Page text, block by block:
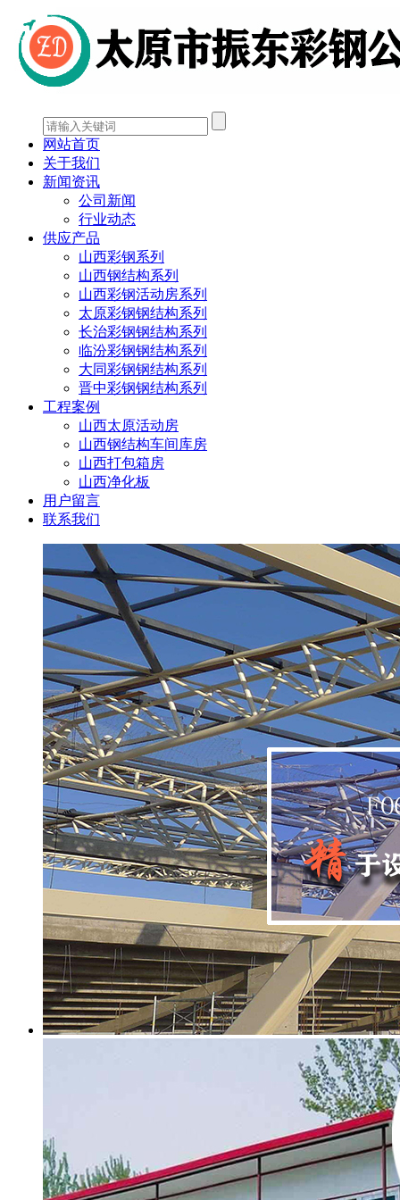
网站首页
关于我们
新闻资讯
公司新闻
行业动态
供应产品
山西彩钢系列
山西钢结构系列
山西彩钢活动房系列
太原彩钢钢结构系列
长治彩钢钢结构系列
临汾彩钢钢结构系列
大同彩钢钢结构系列
晋中彩钢钢结构系列
工程案例
山西太原活动房
山西钢结构车间库房
山西打包箱房
山西净化板
用户留言
联系我们